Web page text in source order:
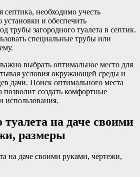
септика, необходимо учесть
установки и обеспечить
трубы загородного туалета в септик.
специальные трубы или
выбрать оптимальное место для
условия окружающей среды и
дачи. Поиск оптимального места
позволит создать комфортные
использования.
туалета на даче своими
размеры